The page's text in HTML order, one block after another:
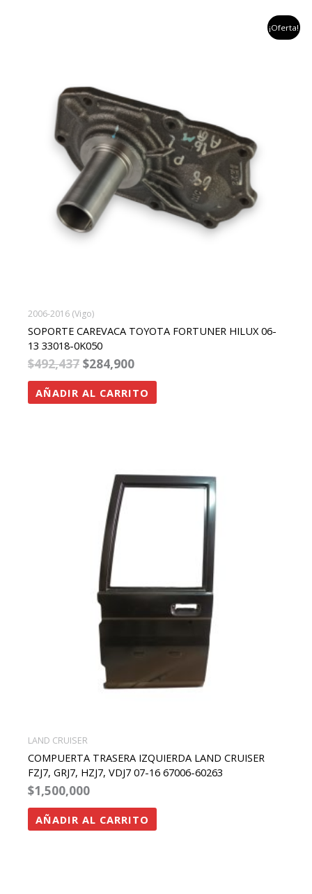
¡Oferta!
2006-2016 (Vigo)
SOPORTE CAREVACA TOYOTA FORTUNER HILUX 06-
13 33018-0K050
$492,437 $284,900
AÑADIR AL CARRITO
LAND CRUISER
COMPUERTA TRASERA IZQUIERDA LAND CRUISER
FZJ7, GRJ7, HZJ7, VDJ7 07-16 67006-60263
$1,500,000
AÑADIR AL CARRITO